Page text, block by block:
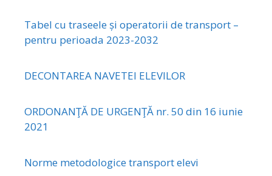
Tabel cu traseele și operatorii de transport –
pentru perioada 2023-2032
DECONTAREA NAVETEI ELEVILOR
ORDONANŢĂ DE URGENŢĂ nr. 50 din 16 iunie
2021
Norme metodologice transport elevi